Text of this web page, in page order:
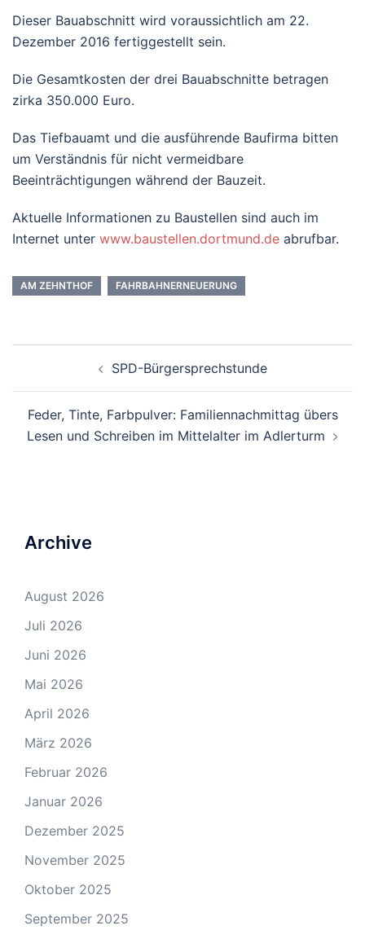
Dieser Bauabschnitt wird voraussichtlich am 22.
Dezember 2016 fertiggestellt sein.
Die Gesamtkosten der drei Bauabschnitte betragen
zirka 350.000 Euro.
Das Tiefbauamt und die ausführende Baufirma bitten
um Verständnis für nicht vermeidbare
Beeinträchtigungen während der Bauzeit.
Aktuelle Informationen zu Baustellen sind auch im
Internet unter www.baustellen.dortmund.de abrufbar.
AM ZEHNTHOF FAHRBAHNERNEUERUNG
NavigationSPD-Bürgersprechstunde
Feder, Tinte, Farbpulver: Familiennachmittag übers
Lesen und Schreiben im Mittelalter im Adlerturm
Archive
August 2026
Juli 2026
Juni 2026
Mai 2026
April 2026
März 2026
Februar 2026
Januar 2026
Dezember 2025
November 2025
Oktober 2025
September 2025